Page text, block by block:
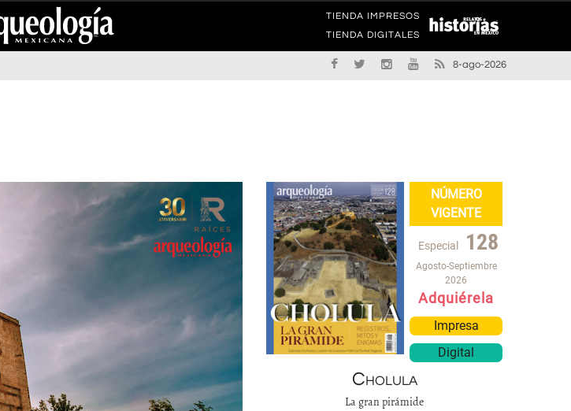
TIENDA IMPRESOS
TIENDA DIGITALES
8-ago-2026
NÚMERO
VIGENTE
Especial 128
Agosto-Septiembre
2026
Adquiérela
Impresa
Digital
Cholula
La gran pirámide